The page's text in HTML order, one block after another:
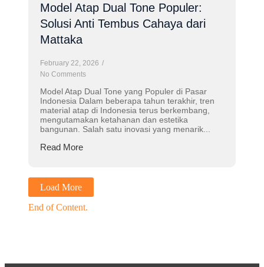
Model Atap Dual Tone Populer:
Solusi Anti Tembus Cahaya dari
Mattaka
February 22, 2026 /
No Comments
Model Atap Dual Tone yang Populer di Pasar
Indonesia Dalam beberapa tahun terakhir, tren
material atap di Indonesia terus berkembang,
mengutamakan ketahanan dan estetika
bangunan. Salah satu inovasi yang menarik...
Read More
Load More
End of Content.